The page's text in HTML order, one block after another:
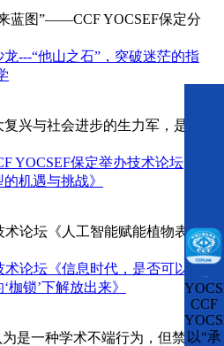
蓝图”——CCF YOCSEF保定分
---“他山之石”，突破迷茫的指
兴与社会进步的生力军，是党
YOCSEF保定举办技术论坛
机遇与挑战》
术论坛《人工智能赋能植物表型
术论坛《信息时代，是否可以将
锁’下解放出来》
是一种学术不端行为，但禁
CCF
以“承